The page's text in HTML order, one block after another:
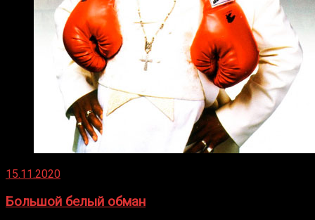
15.11.2020
Большой белый обман